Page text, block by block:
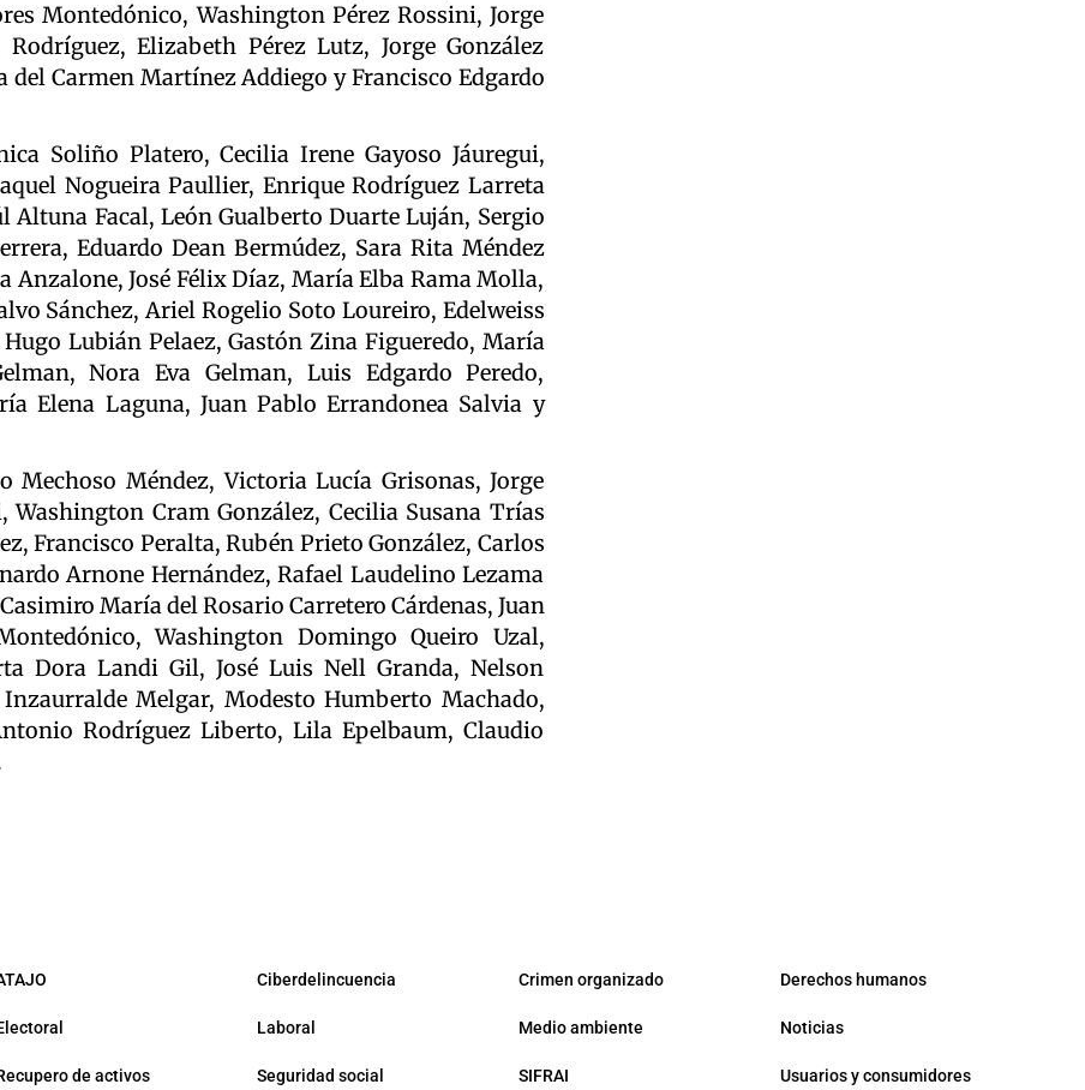
Montedónico, Washington Pérez Rossini, Jorge
Elizabeth Pérez Lutz, Jorge González
del Carmen Martínez Addiego y Francisco Edgardo
Soliño Platero, Cecilia Irene Gayoso Jáuregui,
Nogueira Paullier, Enrique Rodríguez Larreta
Facal, León Gualberto Duarte Luján, Sergio
Eduardo Dean Bermúdez, Sara Rita Méndez
José Félix Díaz, María Elba Rama Molla,
Sánchez, Ariel Rogelio Soto Loureiro, Edelweiss
Lubián Pelaez, Gastón Zina Figueredo, María
Nora Eva Gelman, Luis Edgardo Peredo,
Elena Laguna, Juan Pablo Errandonea Salvia y
Mechoso Méndez, Victoria Lucía Grisonas, Jorge
Cram González, Cecilia Susana Trías
Francisco Peralta, Rubén Prieto González, Carlos
Arnone Hernández, Rafael Laudelino Lezama
María del Rosario Carretero Cárdenas, Juan
Washington Domingo Queiro Uzal,
Dora Landi Gil, José Luis Nell Granda, Nelson
Melgar, Modesto Humberto Machado,
Rodríguez Liberto, Lila Epelbaum, Claudio
Ciberdelincuencia Crimen organizado Derechos humanos
Laboral Medio ambiente Noticias
de activos Seguridad social SIFRAI Usuarios y consumidores